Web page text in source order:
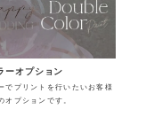
ーオプション
でプリントを行いたいお客様
オプションです。